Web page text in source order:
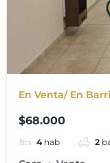
En Venta/ En
$68.000
4 hab 2